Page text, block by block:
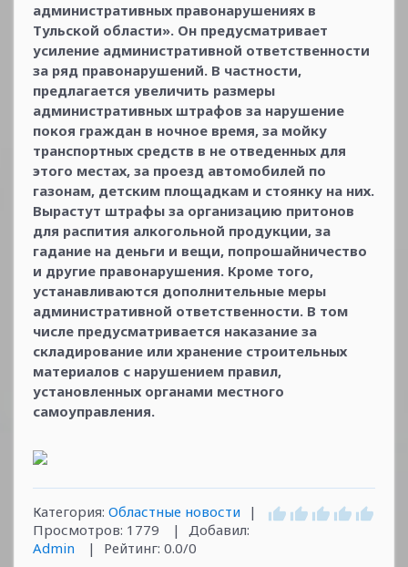
административных правонарушениях в
Тульской области». Он предусматривает
усиление административной ответственности
за ряд правонарушений. В частности,
предлагается увеличить размеры
административных штрафов за нарушение
покоя граждан в ночное время, за мойку
транспортных средств в не отведенных для
этого местах, за проезд автомобилей по
газонам, детским площадкам и стоянку на них.
Вырастут штрафы за организацию притонов
для распития алкогольной продукции, за
гадание на деньги и вещи, попрошайничество
и другие правонарушения. Кроме того,
устанавливаются дополнительные меры
административной ответственности. В том
числе предусматривается наказание за
складирование или хранение строительных
материалов с нарушением правил,
установленных органами местного
самоуправления.
Категория: Областные новости
|
Просмотров: 1779 | Добавил:
Admin
| Рейтинг: 0.0/0